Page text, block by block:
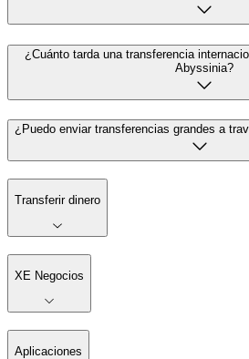
¿Cuánto tarda una transferencia
Abyssinia?
¿Puedo enviar transferencias grandes a
Transferir dinero
XE Negocios
Aplicaciones